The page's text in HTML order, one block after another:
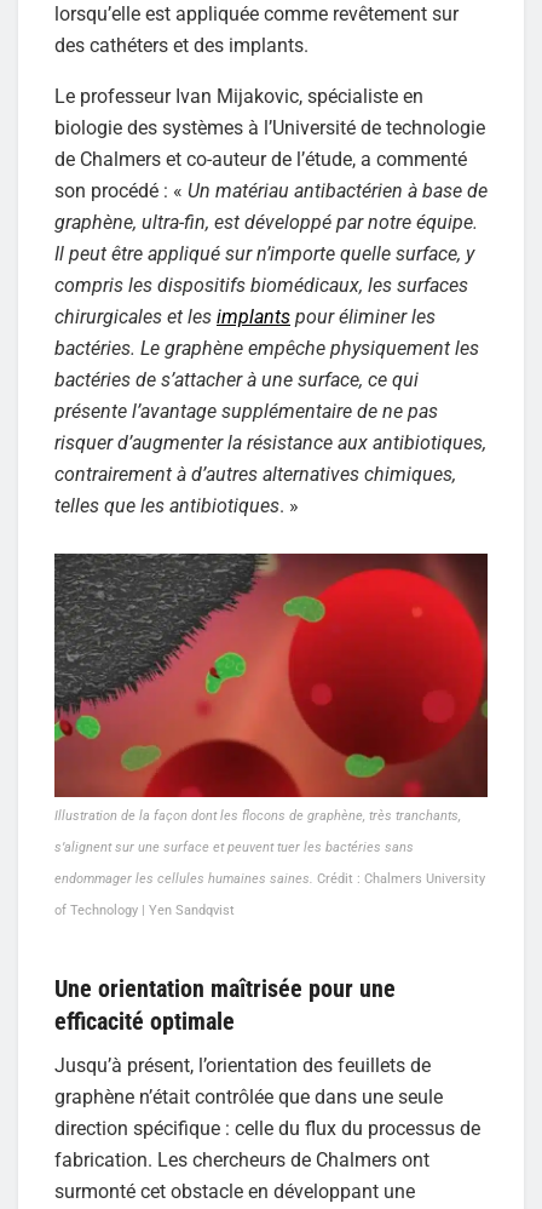
lorsqu’elle est appliquée comme revêtement sur
des cathéters et des implants.
Le professeur Ivan Mijakovic, spécialiste en
biologie des systèmes à l’Université de technologie
de Chalmers et co-auteur de l’étude, a commenté
son procédé : « Un matériau antibactérien à base de
graphène, ultra-fin, est développé par notre équipe.
Il peut être appliqué sur n’importe quelle surface, y
compris les dispositifs biomédicaux, les surfaces
chirurgicales et les implants pour éliminer les
bactéries. Le graphène empêche physiquement les
bactéries de s’attacher à une surface, ce qui
présente l’avantage supplémentaire de ne pas
risquer d’augmenter la résistance aux antibiotiques,
contrairement à d’autres alternatives chimiques,
telles que les antibiotiques. »
Illustration de la façon dont les flocons de graphène, très tranchants,
s’alignent sur une surface et peuvent tuer les bactéries sans
endommager les cellules humaines saines. Crédit : Chalmers University
of Technology | Yen Sandqvist
Une orientation maîtrisée pour une
efficacité optimale
Jusqu’à présent, l’orientation des feuillets de
graphène n’était contrôlée que dans une seule
direction spécifique : celle du flux du processus de
fabrication. Les chercheurs de Chalmers ont
surmonté cet obstacle en développant une